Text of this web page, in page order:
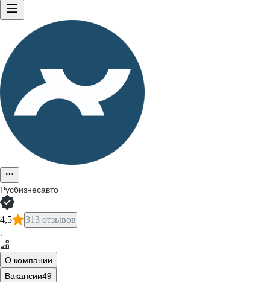
Русбизнесавто
4,5 313 отзывов
·
О компании
Вакансии49